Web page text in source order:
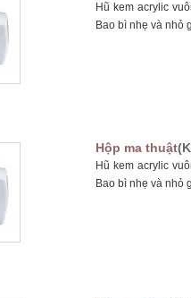
Hũ kem acrylic
Bao bì nhẹ và nhỏ
Hộp ma thuật
Hũ kem acrylic
Bao bì nhẹ và nhỏ